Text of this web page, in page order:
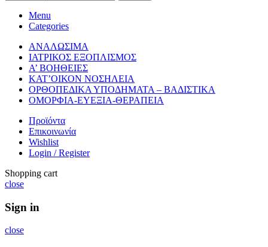
Menu
Categories
ΑΝΑΛΩΣΙΜΑ
ΙΑΤΡΙΚΟΣ ΕΞΟΠΛΙΣΜΟΣ
Α’ ΒΟΗΘΕΙΕΣ
ΚΑΤ’ΟΙΚΟΝ ΝΟΣΗΛΕΙΑ
ΟΡΘΟΠΕΔΙΚΑ ΥΠΟΔΗΜΑΤΑ – ΒΑΔΙΣΤΙΚΑ
ΟΜΟΡΦΙΑ-ΕΥΕΞΙΑ-ΘΕΡΑΠΕΙΑ
Προϊόντα
Επικοινωνία
Wishlist
Login / Register
Shopping cart
close
Sign in
close